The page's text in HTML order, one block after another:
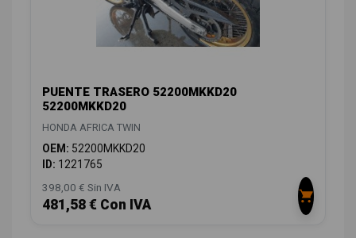
PUENTE TRASERO 52200MKKD20
52200MKKD20
HONDA AFRICA TWIN
OEM: 52200MKKD20
ID: 1221765
398,00 € Sin IVA
481,58 € Con IVA